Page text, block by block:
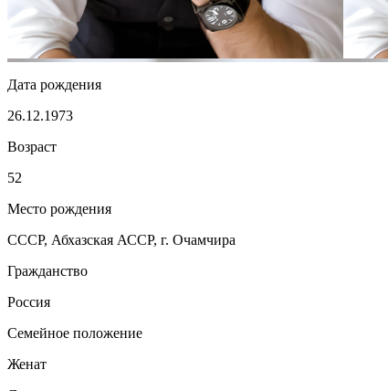
Дата рождения
26.12.1973
Возраст
52
Место рождения
СССР, Абхазская АССР, г. Очамчира
Гражданство
Россия
Семейное положение
Женат